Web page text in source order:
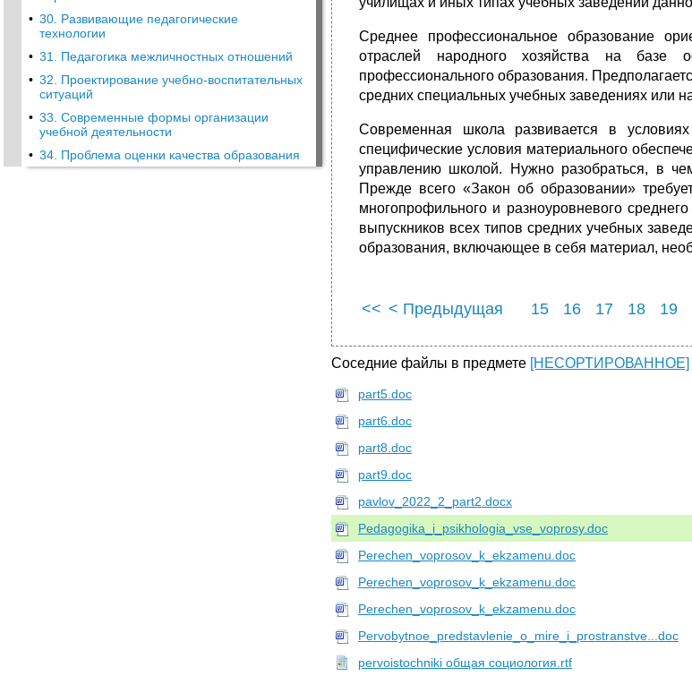
• 30. Развивающие педагогические
технологии
• 31. Педагогика межличностных отношений
• 32. Проектирование учебно-воспитательных
ситуаций
• 33. Современные формы организации
учебной деятельности
• 34. Проблема оценки качества образования
Среднее профессиональное образование
отраслей народного хозяйства на базе
профессионального образования.
средних специальных учебных заведениях или
Современная школа развивается в
специфические условия материального
управлению школой. Нужно разобраться, в
Прежде всего «Закон об образовании»
многопрофильного и разноуровневого
выпускников всех типов средних учебных
образования, включающее в себя материал,
<< < Предыдущая 15 16 17 18 19
Соседние файлы в предмете [НЕСОРТИРОВАННОЕ]
part5.doc
part6.doc
part8.doc
part9.doc
pavlov_2022_2_part2.docx
Pedagogika_i_psikhologia_vse_voprosy.doc
Perechen_voprosov_k_ekzamenu.doc
Perechen_voprosov_k_ekzamenu.doc
Perechen_voprosov_k_ekzamenu.doc
Pervobytnoe_predstavlenie_o_mire_i_prostranstve...doc
pervoistochniki общая социология.rtf